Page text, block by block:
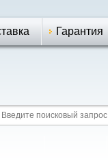
Гарантия